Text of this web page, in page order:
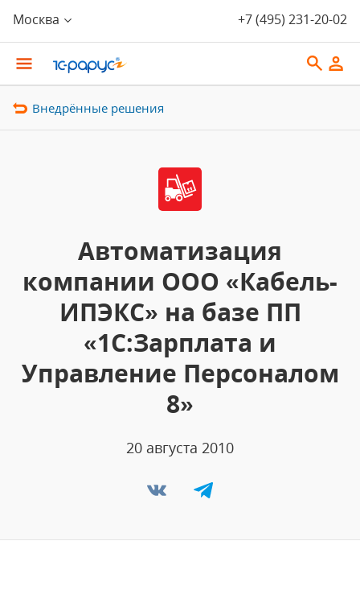
Москва +7 (495) 231-20-02
Внедрённые решения
Автоматизация
компании ООО «Кабель-
ИПЭКС» на базе ПП
«1С:Зарплата и
Управление Персоналом
8»
20 августа 2010